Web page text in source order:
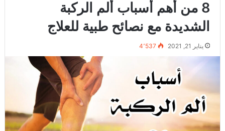
8 من أهم أسباب ألم الركبة
الشديدة مع نصائح طبية للعلاج
يناير 21, 2021 4٬537